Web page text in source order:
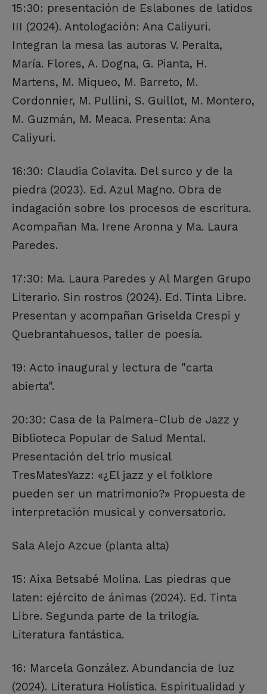
15:30: presentación de Eslabones de latidos
III (2024). Antologación: Ana Caliyuri.
Integran la mesa las autoras V. Peralta,
María. Flores, A. Dogna, G. Pianta, H.
Martens, M. Miqueo, M. Barreto, M.
Cordonnier, M. Pullini, S. Guillot, M. Montero,
M. Guzmán, M. Meaca. Presenta: Ana
Caliyuri.
16:30: Claudia Colavita. Del surco y de la
piedra (2023). Ed. Azul Magno. Obra de
indagación sobre los procesos de escritura.
Acompañan Ma. Irene Aronna y Ma. Laura
Paredes.
17:30: Ma. Laura Paredes y Al Margen Grupo
Literario. Sin rostros (2024). Ed. Tinta Libre.
Presentan y acompañan Griselda Crespi y
Quebrantahuesos, taller de poesía.
19: Acto inaugural y lectura de "carta
abierta".
20:30: Casa de la Palmera-Club de Jazz y
Biblioteca Popular de Salud Mental.
Presentación del trío musical
TresMatesYazz: «¿El jazz y el folklore
pueden ser un matrimonio?» Propuesta de
interpretación musical y conversatorio.
Sala Alejo Azcue (planta alta)
15: Aixa Betsabé Molina. Las piedras que
laten: ejército de ánimas (2024). Ed. Tinta
Libre. Segunda parte de la trilogía.
Literatura fantástica.
16: Marcela González. Abundancia de luz
(2024). Literatura Holística. Espiritualidad y